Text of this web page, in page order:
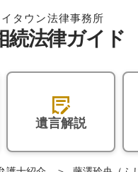
遺言解説